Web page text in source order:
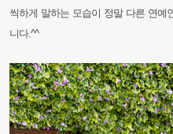
씩하게 말하는 모습이 정말 다른 연예
니다.^^